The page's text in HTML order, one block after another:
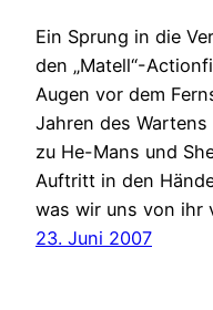
Ein Sprung in die
den „Matell“-
Augen vor dem
Jahren des
zu He-Mans und
Auftritt in den
was wir uns von ihr
23. Juni 2007